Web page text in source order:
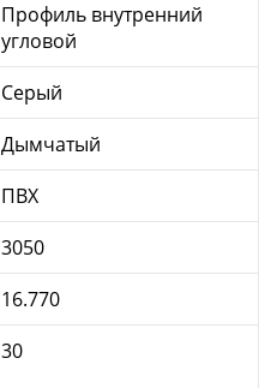
Профиль внутренний
угловой
Серый
Дымчатый
ПВХ
3050
16.770
30